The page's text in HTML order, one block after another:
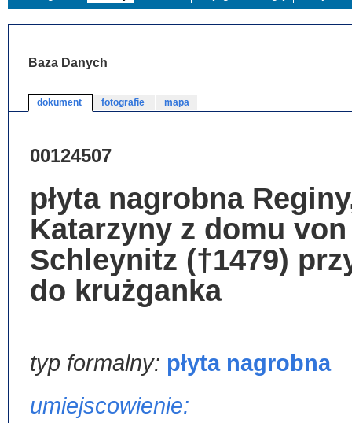
Baza Danych
dokument fotografie mapa
00124507
płyta nagrobna
Katarzyny z domu von
Schleynitz (†1479)
do krużganka
typ formalny: płyta nagrobna
umiejscowienie: